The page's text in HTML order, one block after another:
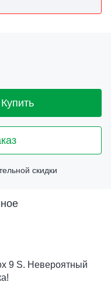
Купить
скидки
9 S. Невероятный